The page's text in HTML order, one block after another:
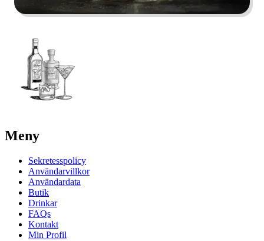
Meny
Sekretesspolicy
Användarvillkor
Användardata
Butik
Drinkar
FAQs
Kontakt
Min Profil